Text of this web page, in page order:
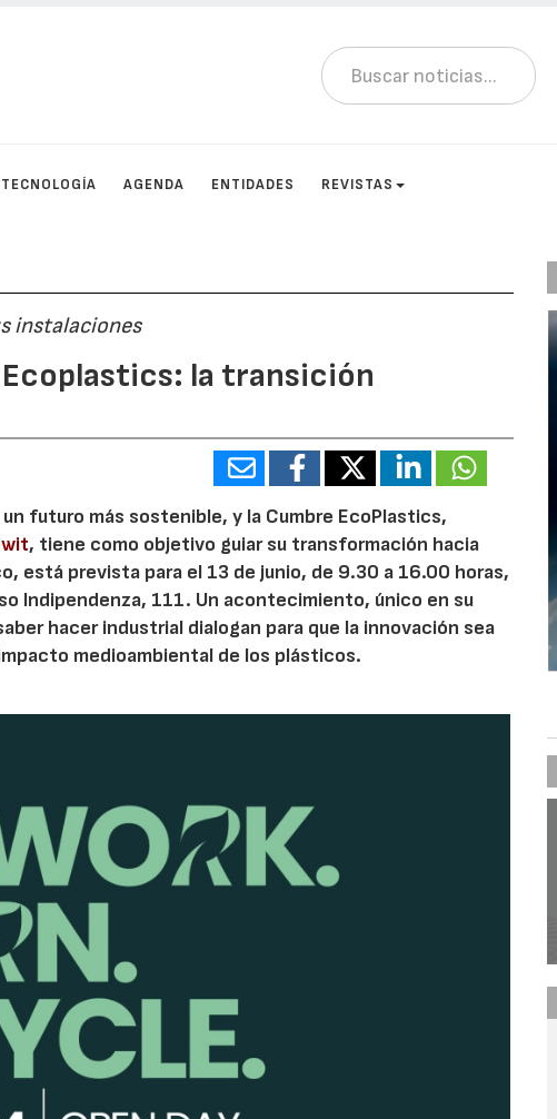
TECNOLOGÍA AGENDA ENTIDADES REVISTAS
instalaciones
la transición
futuro más sostenible, y la Cumbre EcoPlastics,
, tiene como objetivo guiar su transformación hacia
está prevista para el 13 de junio, de 9.30 a 16.00 horas,
Indipendenza, 111. Un acontecimiento, único en su
hacer industrial dialogan para que la innovación sea
medioambiental de los plásticos.